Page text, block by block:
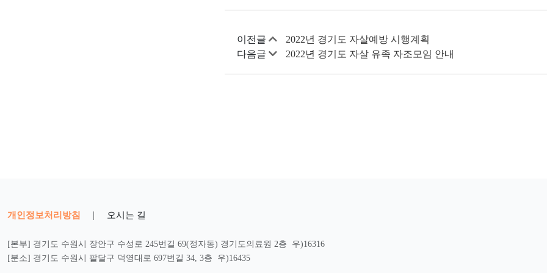
이전글
2022년 경기도 자살예방 시행계획
다음글
2022년 경기도 자살 유족 자조모임 안내
개인정보처리방침 | 오시는 길
[본부] 경기도 수원시 장안구 수성로 245번길 69(정자동) 경기도의료원 2층 우)16316
[분소] 경기도 수원시 팔달구 덕영대로 697번길 34, 3층 우)16435